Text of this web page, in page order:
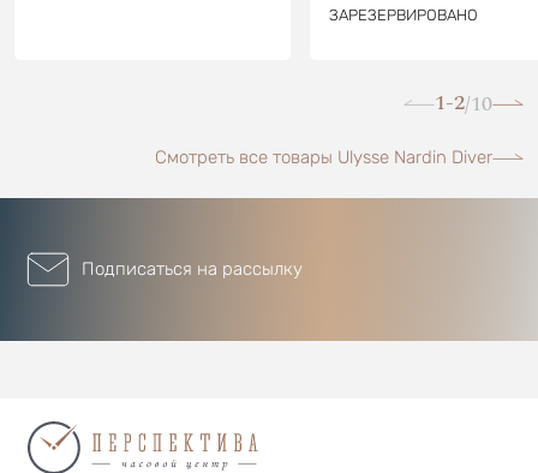
ЗАРЕЗЕРВИРОВАНО
1-2/10
Смотреть все товары Ulysse Nardin Diver
Подписаться на рассылку